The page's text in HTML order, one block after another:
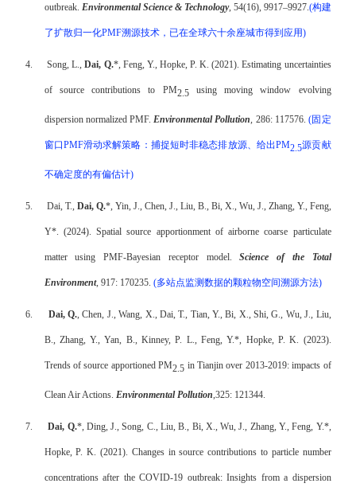
outbreak. Environmental Science & Technology, 54(16), 9917–9927.(构建
了扩散归一化PMF溯源技术，已在全球六十余座城市得到应用)
4. Song, L.,Dai, Q.*, Feng, Y., Hopke, P. K. (2021). Estimating uncertainties
of source contributions to PM2.5using moving window evolving
dispersion normalized PMF.Environmental Pollution, 286: 117576.(固定
窗口PMF滑动求解策略：捕捉短时非稳态排放源、给出PM2.5源贡献
不确定度的有偏估计)
5. Dai, T., Dai, Q.*, Yin, J., Chen, J., Liu, B., Bi, X., Wu, J., Zhang, Y., Feng,
Y*. (2024). Spatial source apportionment of airborne coarse particulate
matter using PMF-Bayesian receptor model.Science of the Total
Environment, 917: 170235. (多站点监测数据的颗粒物空间溯源方法)
6. Dai, Q., Chen, J., Wang, X., Dai, T., Tian, Y., Bi, X., Shi, G., Wu, J., Liu,
B., Zhang, Y., Yan, B., Kinney, P. L., Feng, Y.*, Hopke, P. K. (2023).
Trends of source apportioned PM2.5 in Tianjin over 2013-2019: impacts of
Clean Air Actions. Environmental Pollution,325: 121344.
7. Dai, Q.*, Ding, J., Song, C., Liu, B., Bi, X., Wu, J., Zhang, Y., Feng, Y.*,
Hopke, P. K. (2021). Changes in source contributions to particle number
concentrations after the COVID-19 outbreak: Insights from a dispersion